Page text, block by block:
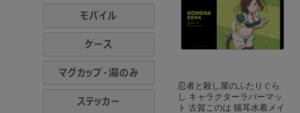
忍者と殺し屋のふたりぐら
し キャラクターラバーマッ
ト 古賀このは 猫耳水着メイ